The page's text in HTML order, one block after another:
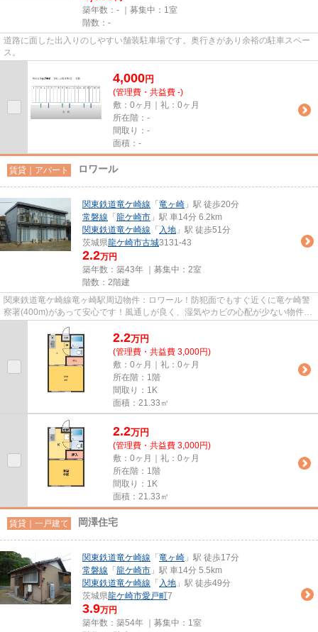
築年数：- ｜募集中： 1室
階数：-
道路に面した出入りのしやすい舗装駐車場です。奥行きがあり余裕の駐車スペー
ス。
4,000円
(管理費・共益費 -)
敷：0ヶ月｜礼：0ヶ月
所在階：-
間取り：-
面積：-
賃貸｜アパート ロワール
関東鉄道竜ケ崎線 「 竜ヶ崎 」駅 徒歩20分
常磐線 「 龍ケ崎市 」駅 車14分 6.2km
関東鉄道竜ケ崎線 「 入地 」駅 徒歩51分
茨城県龍ケ崎市古城3131-43
2.2万円
築年数：築43年 ｜募集中： 2室
階数：2階建
関東鉄道竜ケ崎線竜ヶ崎駅周辺物件：ロワール！防犯面でもすぐ近くに竜ケ崎警
察署(400m)があって安心です！風通しが良く、湿気やカビの心配が少ない物件で
2.2万円
(管理費・共益費 3,000円)
敷：0ヶ月｜礼：0ヶ月
所在階：1階
間取り：1K
面積：21.33㎡
2.2万円
(管理費・共益費 3,000円)
敷：0ヶ月｜礼：0ヶ月
所在階：1階
間取り：1K
面積：21.33㎡
賃貸｜一戸建て 岡澤住宅
関東鉄道竜ケ崎線 「 竜ヶ崎 」駅 徒歩17分
常磐線 「 龍ケ崎市 」駅 車14分 5.5km
関東鉄道竜ケ崎線 「 入地 」駅 徒歩49分
茨城県龍ケ崎市愛戸町7
3.9万円
築年数：築54年 ｜募集中： 1室